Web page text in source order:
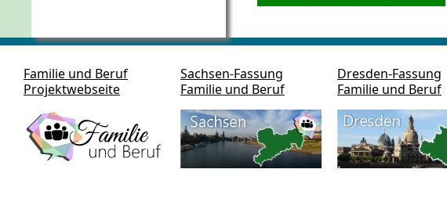
Familie und Beruf
Projektwebseite
Sachsen-Fassung
Familie und Beruf
Dresden-Fassung
Familie und Beruf